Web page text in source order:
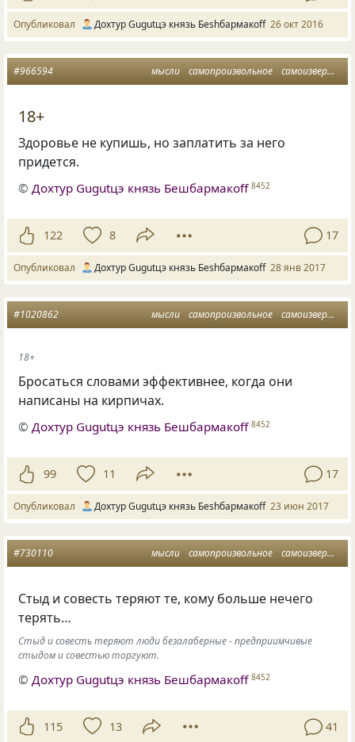
Опубликовал Дохтур Gugutцэ князь Беshбармакоff 26 окт 2016
мысли самопроизвольное самоизвержение
#966594
18+
Здоровье не купишь, но заплатить за него
придется.
©Дохтур Gugutцэ князь Бешбармакоff 8452
122 8 17
Опубликовал Дохтур Gugutцэ князь Беshбармакоff 28 янв 2017
мысли самопроизвольное самоизвержение
#1020862
18+
Бросаться словами эффективнее, когда они
написаны на кирпичах.
© Дохтур Gugutцэ князь Бешбармакоff 8452
99 11 17
Опубликовал Дохтур Gugutцэ князь Беshбармакоff 23 июн 2017
мысли самопроизвольное самоизвержение
#730110
Cтыд и совесть теряют те, кому больше нечего
терять…
Стыд и совесть теряют люди безалаберные - предприимчивые
стыдом и совестью торгуют.
© Дохтур Gugutцэ князь Бешбармакоff 8452
115 13 41